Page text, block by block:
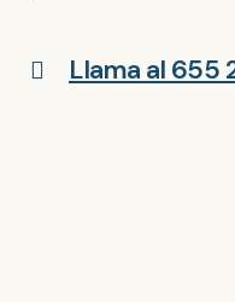
Llama al 655